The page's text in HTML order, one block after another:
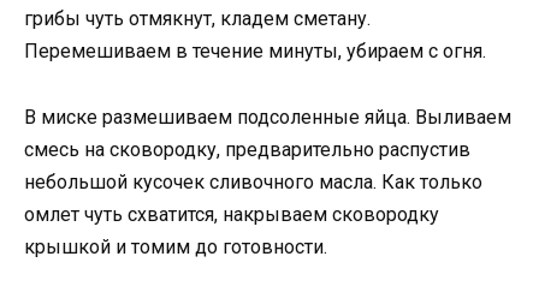
грибы чуть отмякнут, кладем сметану.
Перемешиваем в течение минуты, убираем с огня.
В миске размешиваем подсоленные яйца. Выливаем
смесь на сковородку, предварительно распустив
небольшой кусочек сливочного масла. Как только
омлет чуть схватится, накрываем сковородку
крышкой и томим до готовности.